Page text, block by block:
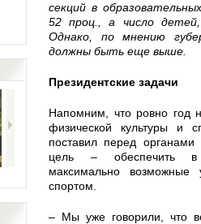
секций в
52 проц., а число
Однако, по мнению
должны быть еще выше.
Президентские задачи
Напомним, что ровно год
физической культуры и
поставил перед
цель – обеспечить в
максимально возможные
спортом.
– Мы уже говорили, что